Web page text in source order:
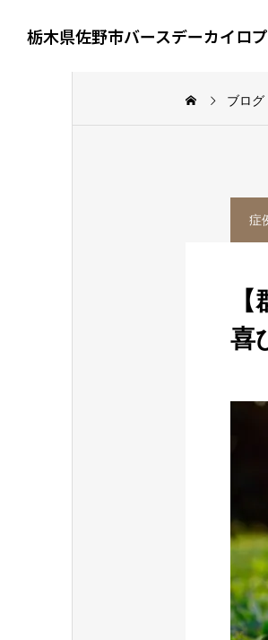
栃木県佐野市バースデーカイロ
が痛む
回の施
ブログ
症
喜